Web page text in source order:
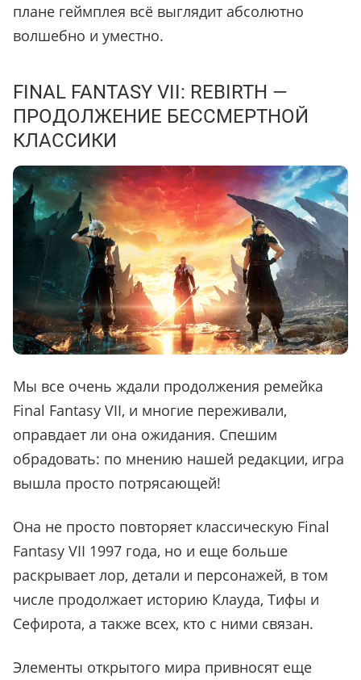
плане геймплея всё выглядит абсолютно
волшебно и уместно.
FINAL FANTASY VII: REBIRTH —
ПРОДОЛЖЕНИЕ БЕССМЕРТНОЙ
КЛАССИКИ
Мы все очень ждали продолжения ремейка
Final Fantasy VII, и многие переживали,
оправдает ли она ожидания. Спешим
обрадовать: по мнению нашей редакции, игра
вышла просто потрясающей!
Она не просто повторяет классическую Final
Fantasy VII 1997 года, но и еще больше
раскрывает лор, детали и персонажей, в том
числе продолжает историю Клауда, Тифы и
Сефирота, а также всех, кто с ними связан.
Элементы открытого мира привносят еще